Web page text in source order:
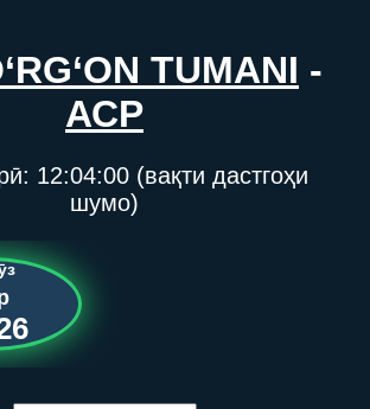
TUMANI -
АСР
12:04:00(вақти дастгоҳи
шумо)